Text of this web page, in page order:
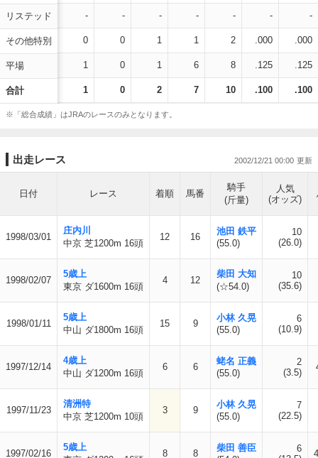
リステッド
その他特別
平場
合計
- - - - - - -
0 0 1 1 2 .000 .000
1 0 1 6 8 .125 .125
1 0 2 7 10 .100 .100
※「総合成績」はJRAのレースのみとなります。
出走レース 2002/12/21 00:00
日付 レース 着順 馬番
騎手
(斤量)
人気
(オッズ)
1998/03/01
庄内川
中京 芝1200m 16頭
12 16
池田 鉄平
(55.0)
10
(26.0)
1998/02/07
5歳上
東京 ダ1600m 16頭
4 12
柴田 大知
(☆54.0)
10
(35.6)
1998/01/11
5歳上
中山 ダ1800m 16頭
15 9
小林 久晃
(55.0)
6
(10.9)
1997/12/14
4歳上
中山 ダ1200m 16頭
6 6
蛯名 正義
(55.0)
2
(3.5)
1997/11/23
清洲特
中京 芝1200m 10頭
3 9
小林 久晃
(55.0)
7
(22.5)
1997/02/16
5歳上
8 8
柴田 善臣
6